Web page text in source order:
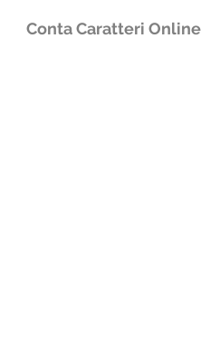
Conta Caratteri Online